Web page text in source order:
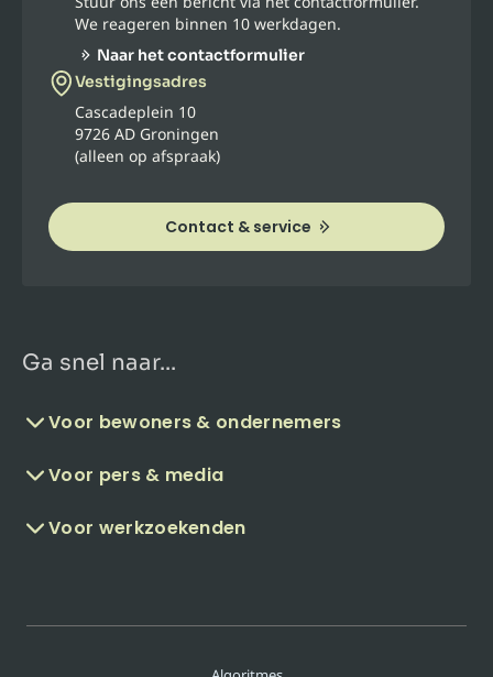
We reageren binnen 10 werkdagen.
Naar het contactformulier
Vestigingsadres
Cascadeplein 10
9726 AD Groningen
(alleen op afspraak)
Contact & service
Ga snel naar...
Voor bewoners & ondernemers
Voor pers & media
Voor werkzoekenden